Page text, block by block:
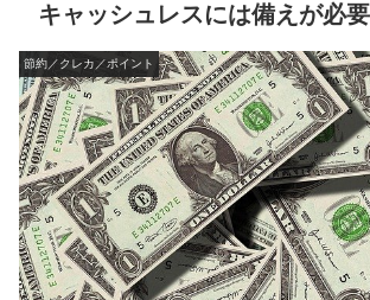
キャッシュレスには備えが必要
節約／クレカ／ポイント